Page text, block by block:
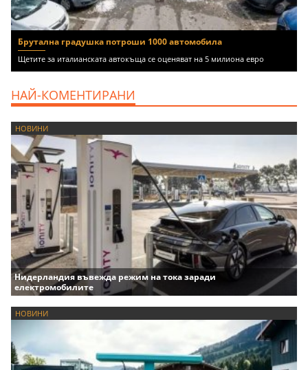
Брутална градушка потроши 1000 автомобила
Щетите за италианската автокъща се оценяват на 5 милиона евро
НАЙ-КОМЕНТИРАНИ
НОВИНИ
Нидерландия въвежда режим на тока заради
електромобилите
НОВИНИ